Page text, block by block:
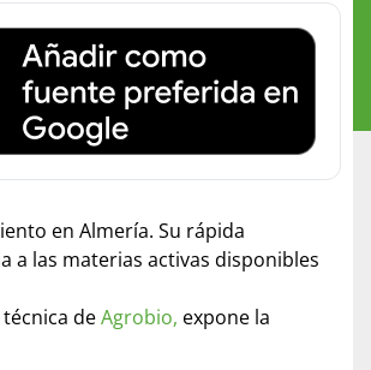
en Almería. Su rápida
a las materias activas disponibles
deAgrobio, expone la